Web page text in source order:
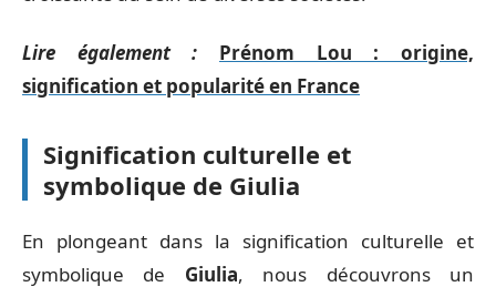
Lire également :
Prénom Lou : origine,
signification et popularité en France
Signification culturelle et
symbolique de Giulia
En plongeant dans la signification culturelle et
symbolique de Giulia, nous découvrons un